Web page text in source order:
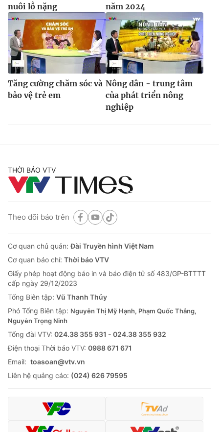
nuôi lỗ nặng
năm 2024
Tăng cường chăm sóc và
bảo vệ trẻ em
Nông dân - trung tâm
của phát triển nông
nghiệp
THỜI BÁO VTV
Theo dõi báo trên
Cơ quan chủ quản:Đài Truyền hình Việt Nam
Cơ quan báo chí: Thời báo VTV
Giấy phép hoạt động báo in và báo điện tử số 483/GP-BTTTT
cấp ngày 29/12/2023
Tổng Biên tập: Vũ Thanh Thủy
Phó Tổng Biên tập: Nguyễn Thị Mỹ Hạnh, Phạm Quốc Thắng,
Nguyễn Trọng Ninh
Tổng đài VTV: 024.38 355 931 - 024.38 355 932
Ðiện thoại Thời báo VTV: 0988 671 671
Email: toasoan@vtv.vn
Liên hệ quảng cáo: (024) 626 79595